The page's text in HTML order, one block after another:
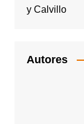
y Calvillo
Autores